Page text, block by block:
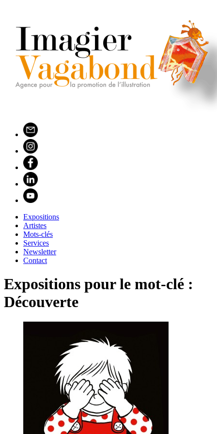
Expositions
Artistes
Mots-clés
Services
Newsletter
Contact
Expositions pour le mot-clé :
Découverte